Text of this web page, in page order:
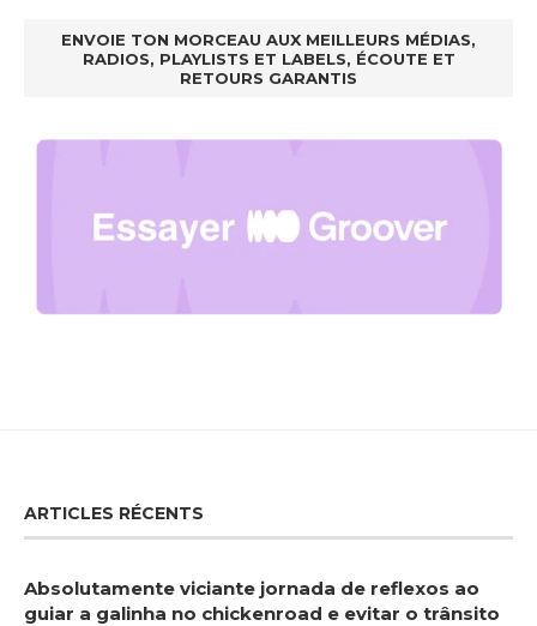
ENVOIE TON MORCEAU AUX MEILLEURS MÉDIAS,
RADIOS, PLAYLISTS ET LABELS, ÉCOUTE ET
RETOURS GARANTIS
ARTICLES RÉCENTS
Absolutamente viciante jornada de reflexos ao
guiar a galinha no chickenroad e evitar o trânsito